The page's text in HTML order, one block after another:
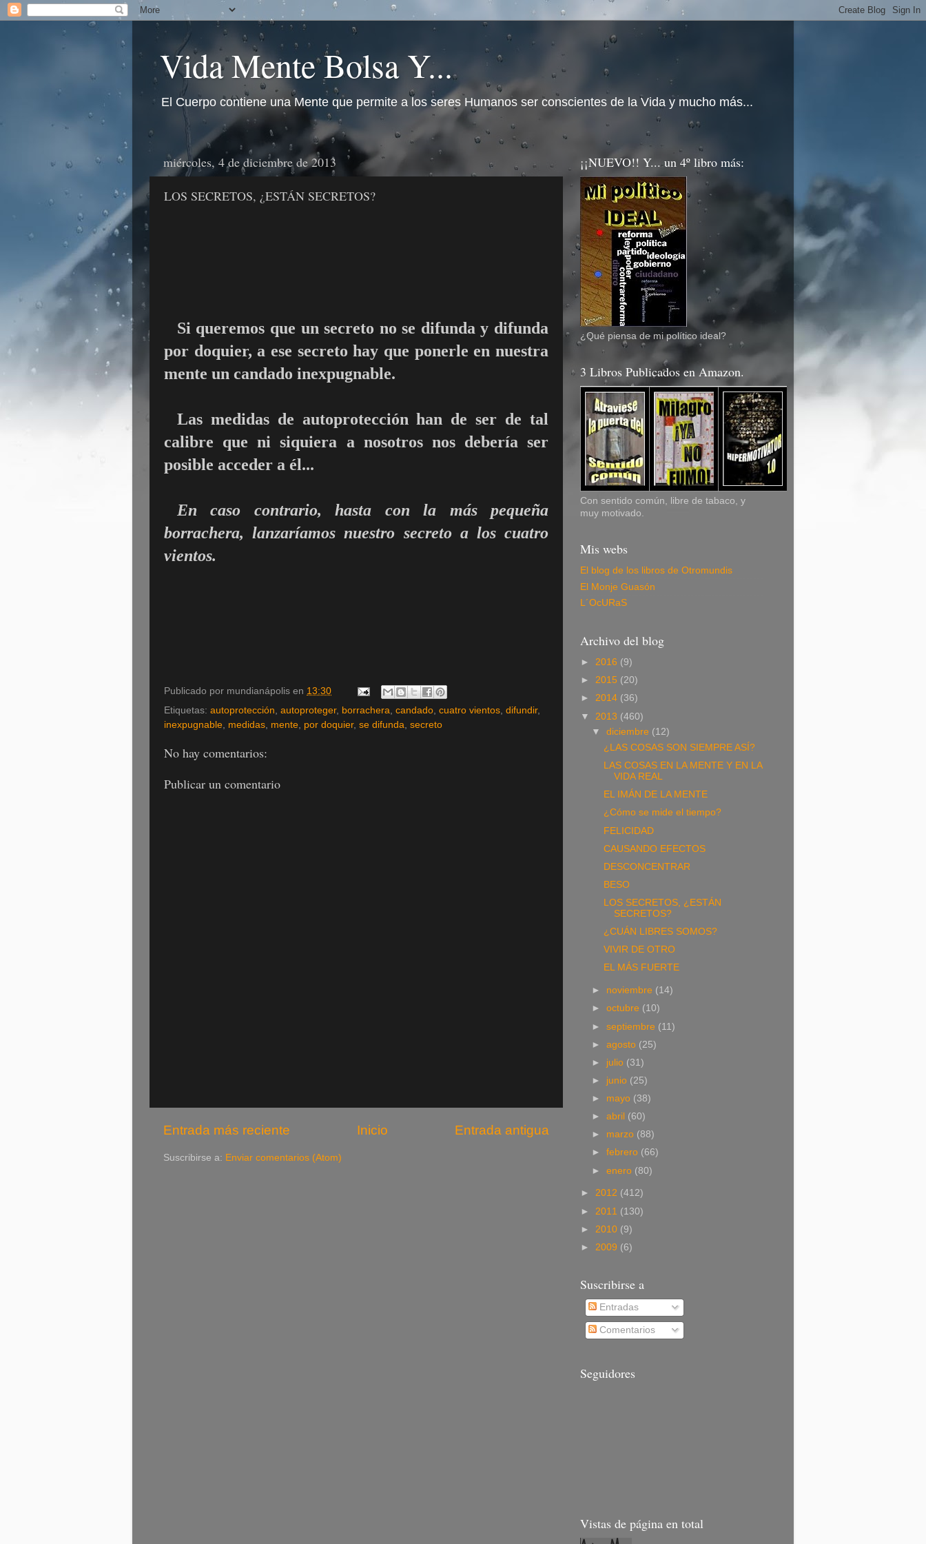
Vida Mente Bolsa Y...
El Cuerpo contiene una Mente que permite a los seres Humanos ser conscientes de la Vida y mucho más...
miércoles, 4 de diciembre de 2013
LOS SECRETOS, ¿ESTÁN SECRETOS?
Si queremos que un secreto no se difunda y difunda
por doquier, a ese secreto hay que ponerle en nuestra
mente un candado inexpugnable.
Las medidas de autoprotección han de ser de tal
calibre que ni siquiera a nosotros nos debería ser
posible acceder a él...
En caso contrario, hasta con la más pequeña
borrachera, lanzaríamos nuestro secreto a los cuatro
vientos.
Publicado por mundianápolis en 13:30
Etiquetas: autoprotección, autoproteger, borrachera, candado, cuatro vientos, difundir,
inexpugnable, medidas, mente, por doquier, se difunda, secreto
No hay comentarios:
Publicar un comentario
Entrada más reciente Entrada antigua
Inicio
Suscribirse a: Enviar comentarios (Atom)
¡¡NUEVO!! Y... un 4º libro más:
¿Qué piensa de mi político ideal?
3 Libros Publicados en Amazon.
Con sentido común, libre de tabaco, y
muy motivado.
Mis webs
El blog de los libros de Otromundis
El Monje Guasón
L´OcURaS
Archivo del blog
► 2016 (9)
► 2015 (20)
► 2014 (36)
▼ 2013 (460)
▼diciembre (12)
¿LAS COSAS SON SIEMPRE ASÍ?
LAS COSAS EN LA MENTE Y EN LA
VIDA REAL
EL IMÁN DE LA MENTE
¿Cómo se mide el tiempo?
FELICIDAD
CAUSANDO EFECTOS
DESCONCENTRAR
BESO
LOS SECRETOS, ¿ESTÁN
SECRETOS?
¿CUÁN LIBRES SOMOS?
VIVIR DE OTRO
EL MÁS FUERTE
► noviembre (14)
►octubre (10)
►septiembre (11)
►agosto (25)
► julio (31)
► junio (25)
► mayo (38)
►abril (60)
► marzo (88)
►febrero (66)
►enero (80)
► 2012 (412)
► 2011 (130)
► 2010 (9)
► 2009 (6)
Suscribirse a
Entradas
Comentarios
Seguidores
Vistas de página en total